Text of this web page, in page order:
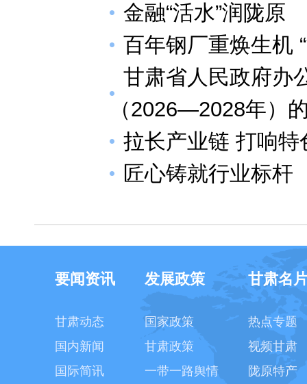
金融“活水”润陇原
百年钢厂重焕生机
甘肃省人民政府办
（2026—2028年）
拉长产业链 打响特
匠心铸就行业标杆
要闻资讯
甘肃动态
国内新闻
国际简讯
发展政策
国家政策
甘肃政策
一带一路舆情
甘肃名
热点专题
视频甘肃
陇原特产